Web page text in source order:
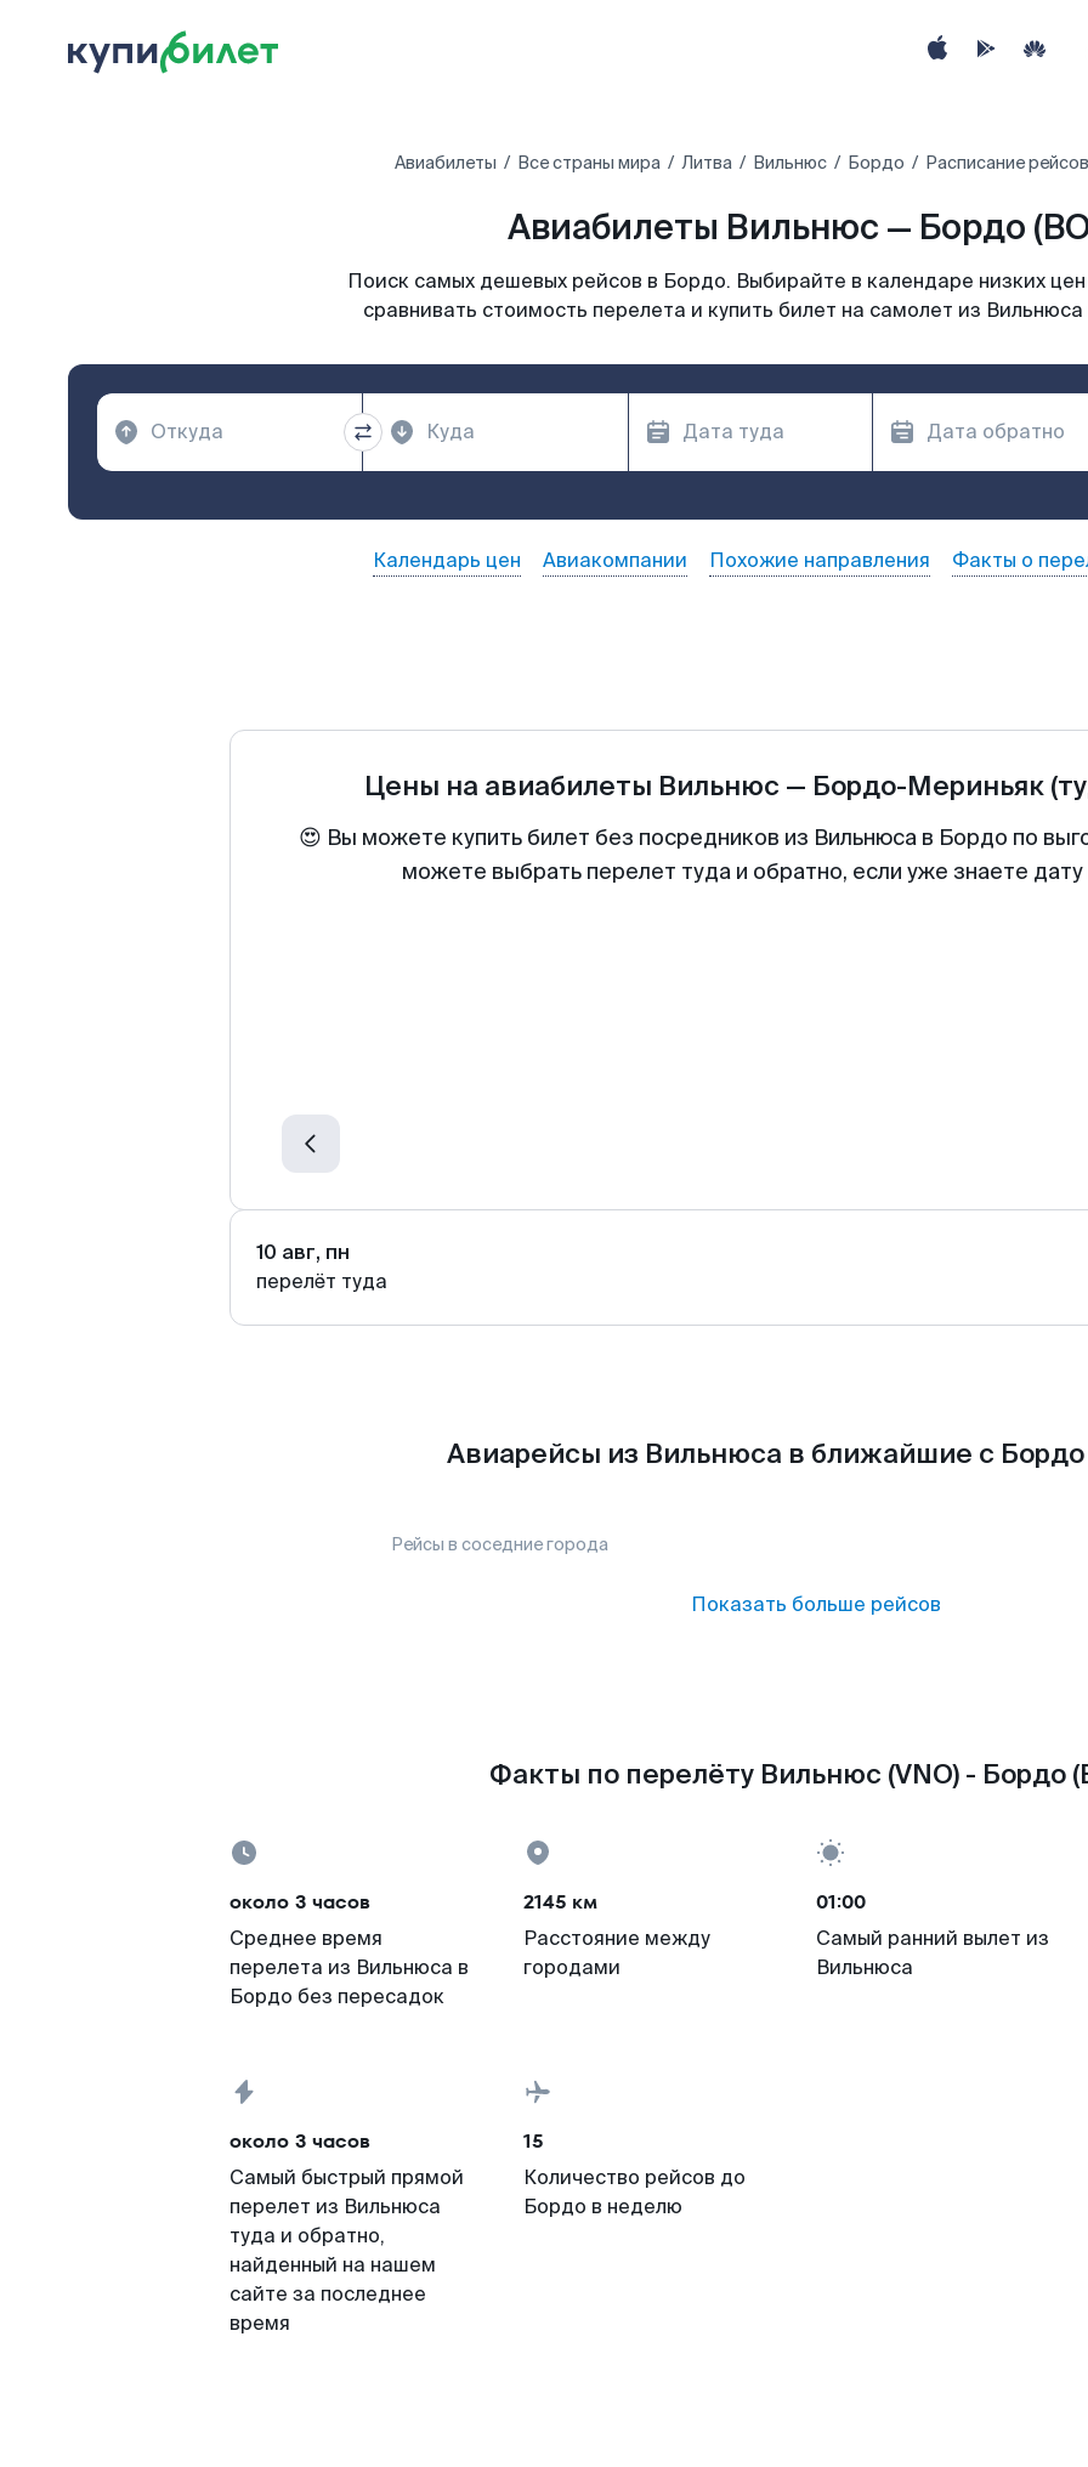
Авиабилеты Все страны мира Литва Вильнюс Бордо Расписание
Авиабилеты Вильнюс — Бордо
Поиск самых дешевых рейсов в Бордо. Выбирайте в календаре низких
сравнивать стоимость перелета и купить билет на самолет из
Календарь цен Авиакомпании Похожие направления Факты о
Цены на авиабилеты Вильнюс — Бордо-Мериньяк
😍 Вы можете купить билет без посредников из Вильнюса в Бордо по
можете выбрать перелет туда и обратно, если уже знаете
10 авг, пн
перелёт туда
Авиарейсы из Вильнюса в ближайшие с Бордо
Рейсы в соседние города
Показать больше рейсов
Факты по перелёту Вильнюс (VNO) - Бордо
около 3 часов
Среднее время
перелета из Вильнюса в
Бордо без пересадок
2145 км
Расстояние между
городами
01:00
Самый ранний вылет из
Вильнюса
около 3 часов
Самый быстрый прямой
перелет из Вильнюса
туда и обратно,
найденный на нашем
сайте за последнее
время
15
Количество рейсов до
Бордо в неделю